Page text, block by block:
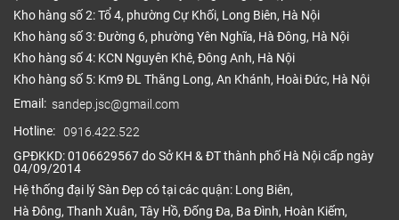
hiện có, không cần thiết phải loại bỏ sàn cũ. Do dễ
dàng lắp đặt lên bạn có thể tự thi công hoặc thuê
thợ thi công tại Sàn Đẹp. Sàn nhựa Việt Nam có kích
thước đa dạng lên dễ dàng lắp đặt các kiểu theo
phong cách riêng biệt như lắp kiểu chữ v, kiểu xương
Kho hàng số 2: Tổ 4, phường Cự Khối, Long Biên, Hà Nội
Kho hàng số 3: Đường 6, phường Yên Nghĩa, Hà Đông, Hà Nội
Kho hàng số 4: KCN Nguyên Khê, Đông Anh, Hà Nội
Kho hàng số 5: Km9 ĐL Thăng Long, An Khánh, Hoài Đức, Hà Nội
Email: sandep.jsc@gmail.com
Hotline: 0916.422.522
GPĐKKD: 0106629567 do Sở KH & ĐT thành phố Hà Nội cấp ngày
04/09/2014
Hệ thống đại lý Sàn Đẹp có tại các quận: Long Biên,
Hà Đông, Thanh Xuân, Tây Hồ, Đống Đa, Ba Đình, Hoàn Kiếm,